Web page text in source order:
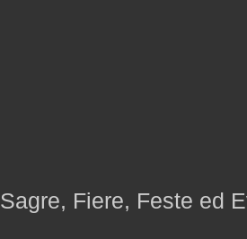
Sagre, Fiere, Feste ed